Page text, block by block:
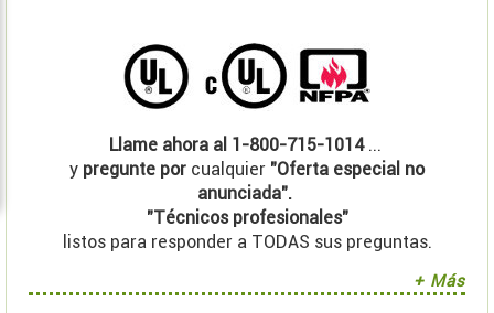
Llame ahora al 1-800-715-1014...
y pregunte por cualquier "Oferta especial no
anunciada".
"Técnicos profesionales"
listos para responder a TODAS sus preguntas.
+ Más